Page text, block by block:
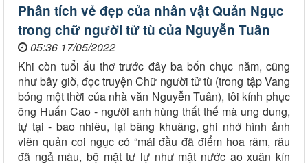
Phân tích vẻ đẹp của nhân vật Quản Ngục
trong chữ người tử tù của Nguyễn Tuân
05:36 17/05/2022
Khi còn tuổi ấu thơ trước đây ba bốn chục năm, cũng
như bây giờ, đọc truyện Chữ người tử tù (trong tập Vang
bóng một thời của nhà văn Nguyễn Tuân), tôi kính phục
ông Huấn Cao - người anh hùng thất thế mà ung dung,
tự tại - bao nhiêu, lại bâng khuâng, ghi nhớ hình ảnh
viên quản coi ngục có “mái đầu đã điểm hoa râm, râu
đã ngả màu, bộ mặt tư lự như mặt nước ao xuân kín